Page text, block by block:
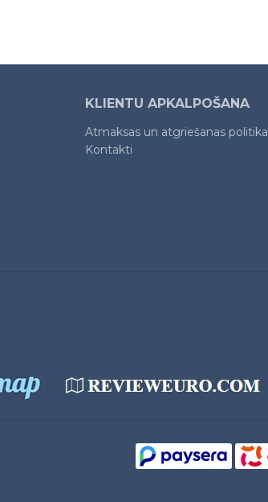
KLIENTU APKALPOŠANA
Atmaksas un atgriešanas politika
Kontakti